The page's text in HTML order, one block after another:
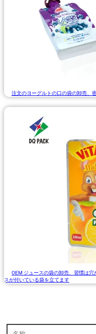
注文のヨーグルトの口の袋の卸売、
OEM ジュースの袋の卸売、習慣は
スが付いている袋を立てます